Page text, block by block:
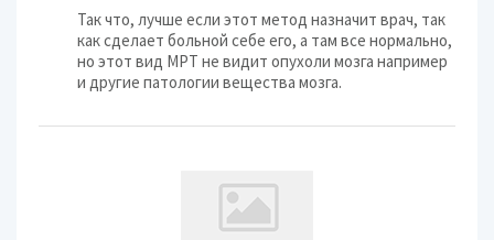
Так что, лучше если этот метод назначит врач, так
как сделает больной себе его, а там все нормально,
но этот вид МРТ не видит опухоли мозга например
и другие патологии вещества мозга.